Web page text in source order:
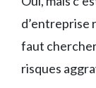
d’entreprise
faut
risques